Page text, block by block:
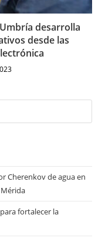
desarrolla
desde las
Cherenkov de agua en
fortalecer la